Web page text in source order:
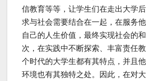
信教育等等，让学生们在走出大学
求与社会需要结合在一起，在服务
自己的人生价值，最终实现社会的
次，在实践中不断探索、丰富责任
个时代的大学生都有其特点，并且
环境也有其独特之处。因此，在对